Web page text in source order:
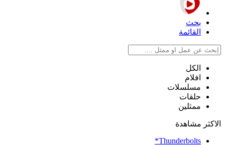
بحث
القائمة
الكل
افلام
مسلسلات
حلقات
ممثلين
الاكثر مشاهدة
Thunderbolts*